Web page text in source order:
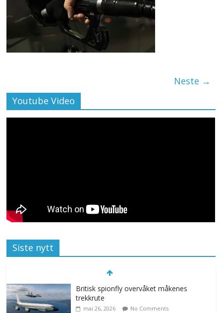
Neste →
Youtube Video
Siste nytt
Britisk spionfly overvåket måkenes
trekkrute
mai 26, 2026 No Comments